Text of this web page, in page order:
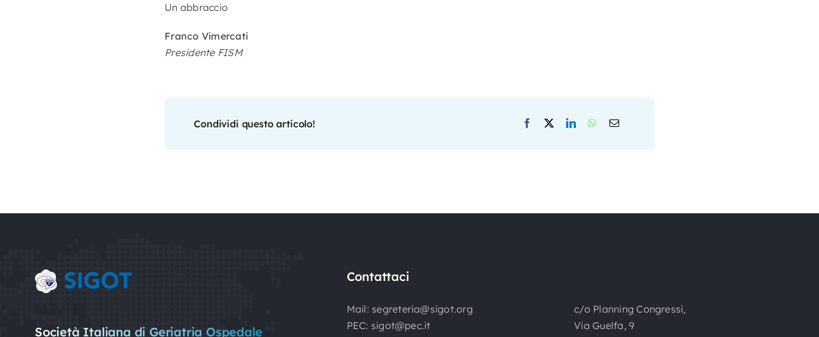
Un abbraccio
Franco Vimercati
Presidente FISM
Condividi questo articolo!
Società Italiana di Geriatria Ospedale
Contattaci
Mail: segreteria@sigot.org
PEC: sigot@pec.it
c/o Planning Congressi,
Via Guelfa, 9